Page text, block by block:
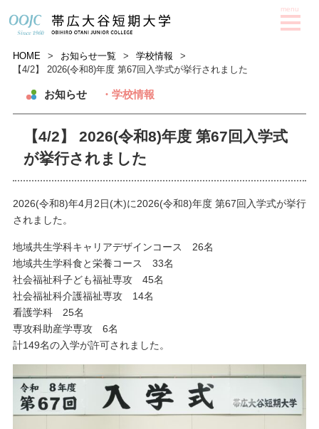
HOME > お知らせ一覧 > 学校情報
>
【4/2】 2026(令和8)年度 第67回入学式が挙行されました
お知らせ ・学校情報
【4/2】 2026(令和8)年度 第67回入学式
が挙行されました
2026(令和8)年4月2日(木)に2026(令和8)年度 第67回入学式が挙行
されました。
地域共生学科キャリアデザインコース 26名
地域共生学科食と栄養コース 33名
社会福祉科子ども福祉専攻 45名
社会福祉科介護福祉専攻 14名
看護学科 25名
専攻科助産学専攻 6名
計149名の入学が許可されました。